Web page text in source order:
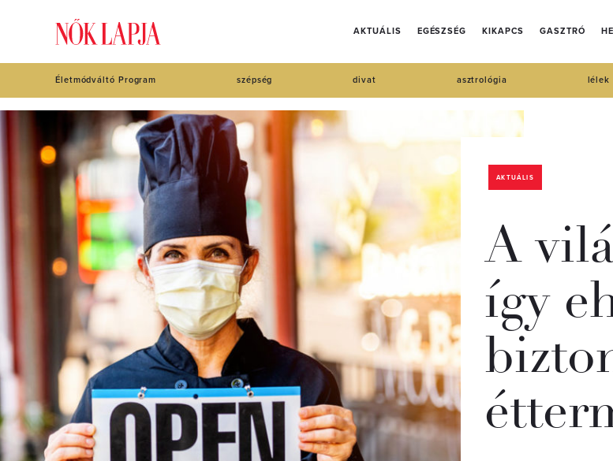
AKTUÁLIS EGÉSZSÉG KIKAPCS GASZTRÓ
Életmódváltó Program szépség divat asztrológia lélek
AKTUÁLIS
A
így